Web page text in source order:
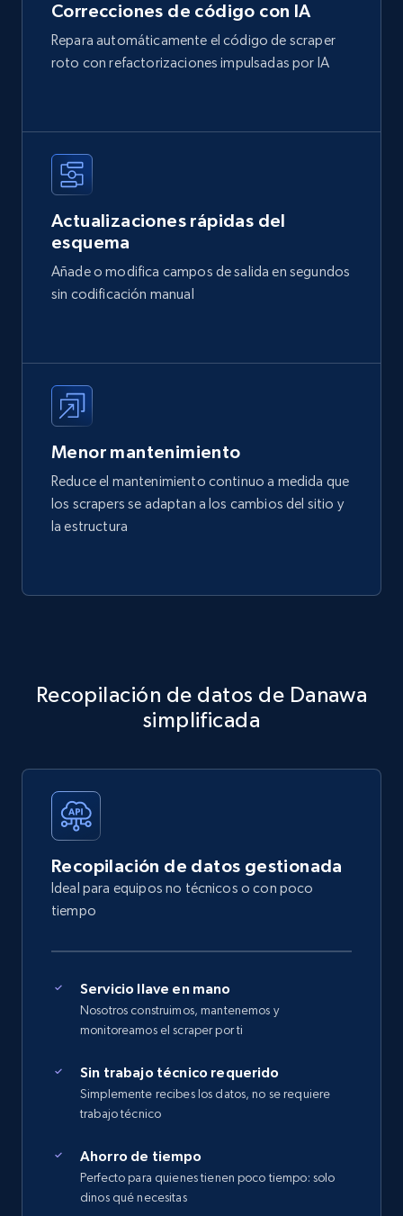
Correcciones de código con IA
Repara automáticamente el código de scraper
roto con refactorizaciones impulsadas por IA
Actualizaciones rápidas del
esquema
Añade o modifica campos de salida en segundos
sin codificación manual
Menor mantenimiento
Reduce el mantenimiento continuo a medida que
los scrapers se adaptan a los cambios del sitio y
la estructura
Recopilación de datos de Danawa
simplificada
Recopilación de datos gestionada
Ideal para equipos no técnicos o con poco
tiempo
Servicio llave en mano
Nosotros construimos, mantenemos y
monitoreamos el scraper por ti
Sin trabajo técnico requerido
Simplemente recibes los datos, no se requiere
trabajo técnico
Ahorro de tiempo
Perfecto para quienes tienen poco tiempo: solo
dinos qué necesitas